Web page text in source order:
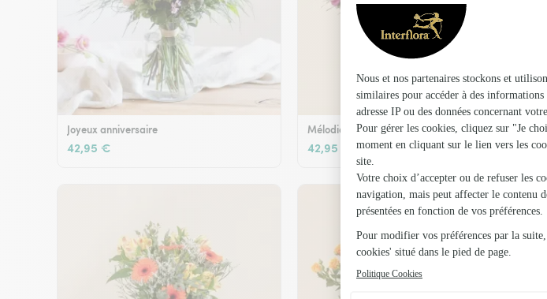
Joyeux anniversaire
42,95 €
Mélodie et son vase offert
42,95 €